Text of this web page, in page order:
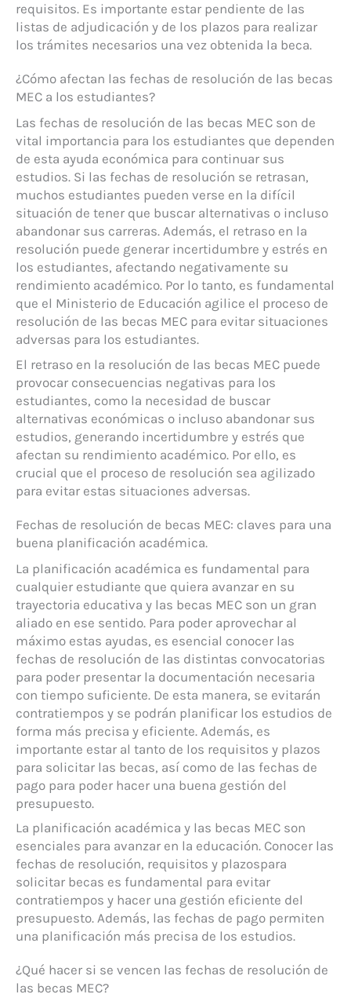
requisitos. Es importante estar pendiente de las
listas de adjudicación y de los plazos para realizar
los trámites necesarios una vez obtenida la beca.
¿Cómo afectan las fechas de resolución de las becas
MEC a los estudiantes?
Las fechas de resolución de las becas MEC son de
vital importancia para los estudiantes que dependen
de esta ayuda económica para continuar sus
estudios. Si las fechas de resolución se retrasan,
muchos estudiantes pueden verse en la difícil
situación de tener que buscar alternativas o incluso
abandonar sus carreras. Además, el retraso en la
resolución puede generar incertidumbre y estrés en
los estudiantes, afectando negativamente su
rendimiento académico. Por lo tanto, es fundamental
que el Ministerio de Educación agilice el proceso de
resolución de las becas MEC para evitar situaciones
adversas para los estudiantes.
El retraso en la resolución de las becas MEC puede
provocar consecuencias negativas para los
estudiantes, como la necesidad de buscar
alternativas económicas o incluso abandonar sus
estudios, generando incertidumbre y estrés que
afectan su rendimiento académico. Por ello, es
crucial que el proceso de resolución sea agilizado
para evitar estas situaciones adversas.
Fechas de resolución de becas MEC: claves para una
buena planificación académica.
La planificación académica es fundamental para
cualquier estudiante que quiera avanzar en su
trayectoria educativa y las becas MEC son un gran
aliado en ese sentido. Para poder aprovechar al
máximo estas ayudas, es esencial conocer las
fechas de resolución de las distintas convocatorias
para poder presentar la documentación necesaria
con tiempo suficiente. De esta manera, se evitarán
contratiempos y se podrán planificar los estudios de
forma más precisa y eficiente. Además, es
importante estar al tanto de los requisitos y plazos
para solicitar las becas, así como de las fechas de
pago para poder hacer una buena gestión del
presupuesto.
La planificación académica y las becas MEC son
esenciales para avanzar en la educación. Conocer las
fechas de resolución, requisitos y plazospara
solicitar becas es fundamental para evitar
contratiempos y hacer una gestión eficiente del
presupuesto. Además, las fechas de pago permiten
una planificación más precisa de los estudios.
¿Qué hacer si se vencen las fechas de resolución de
las becas MEC?